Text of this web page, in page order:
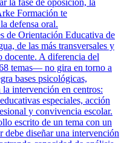
la fase de oposición, la
Formación te
defensa oral.
de Orientación Educativa de
de las más transversales y
docente. A diferencia del
temas— no gira en torno a
bases psicológicas,
intervención en centros:
especiales, acción
y convivencia escolar.
escrito de un tema con un
debe diseñar una intervención